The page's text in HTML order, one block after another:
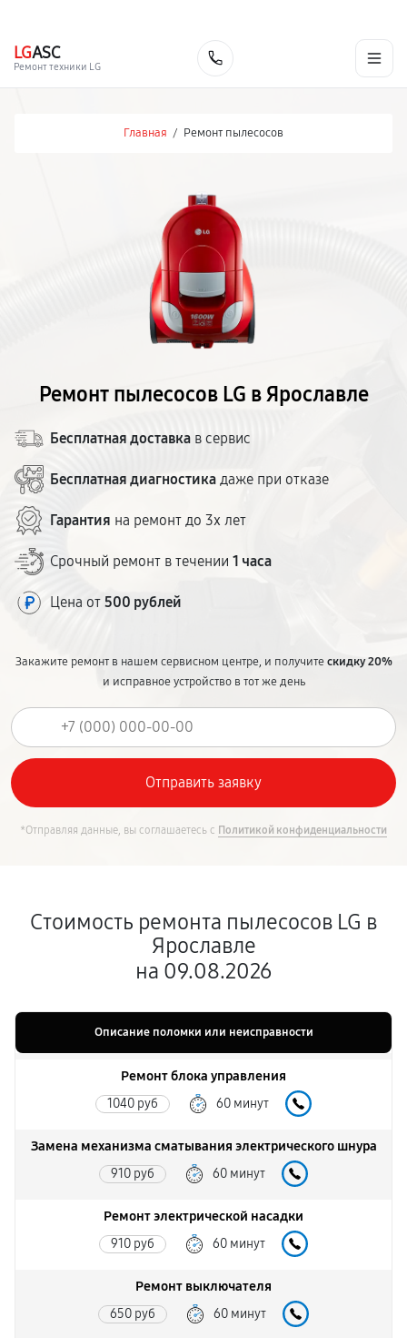
LGASC
Ремонт техники LG
Главная / Ремонт пылесосов
Ремонт пылесосов LG в Ярославле
Бесплатная доставка в сервис
Бесплатная диагностика даже при отказе
Гарантия на ремонт до 3х лет
Срочный ремонт в течении 1 часа
Цена от 500 рублей
Закажите ремонт в нашем сервисном центре, и получитескидку 20%
и исправное устройство в тот же день
*Отправляя данные, вы соглашаетесь с Политикой конфиденциальности
Стоимость ремонта пылесосов LG в
Ярославле
на 09.08.2026
Описание поломки или неисправности
Ремонт блока управления
1040 руб 60 минут
Замена механизма сматывания электрического шнура
910 руб 60 минут
Ремонт электрической насадки
910 руб 60 минут
Ремонт выключателя
650 руб 60 минут